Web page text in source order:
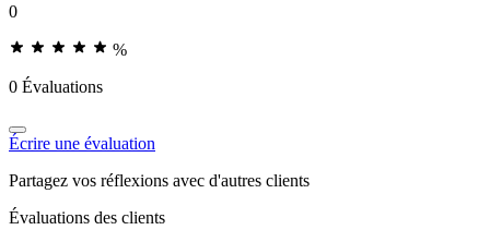
0
%
0 Évaluations
Écrire une évaluation
Partagez vos réflexions avec d'autres clients
Évaluations des clients